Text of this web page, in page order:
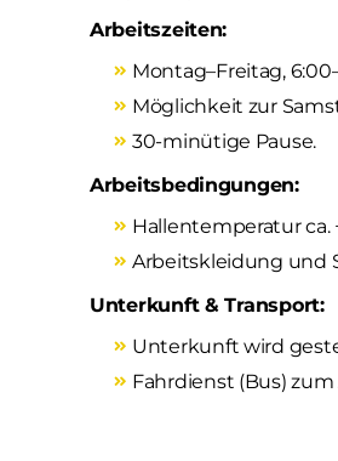
Arbeitszeiten:
Montag–Freitag,
Möglichkeit zur
30-minütige Pause.
Arbeitsbedingungen:
Hallentemperatur ca.
Arbeitskleidung und
Unterkunft & Transport:
Unterkunft wird
Fahrdienst (Bus)